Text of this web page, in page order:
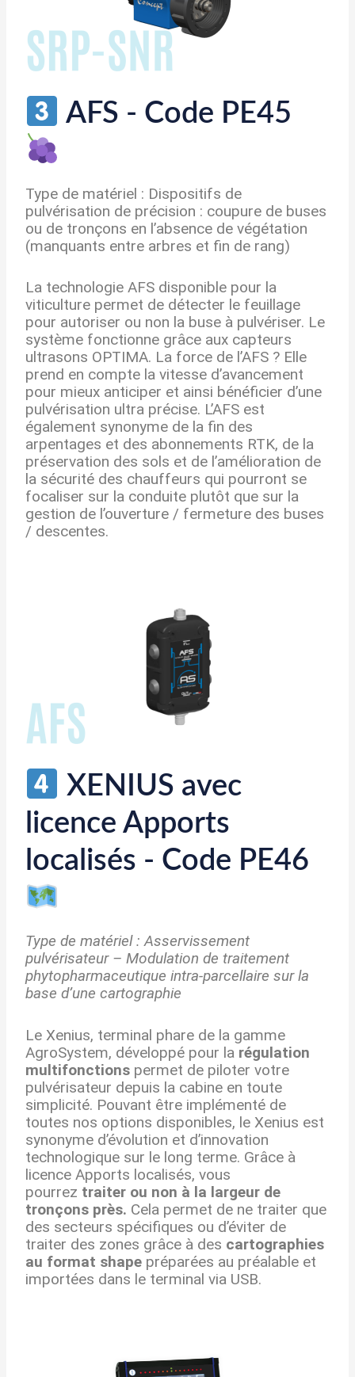
AFS - Code PE45
Type de matériel : Dispositifs de
pulvérisation de précision : coupure de buses
ou de tronçons en l’absence de végétation
(manquants entre arbres et fin de rang)
La technologie AFS disponible pour la
viticulture permet de détecter le feuillage
pour autoriser ou non la buse à pulvériser. Le
système fonctionne grâce aux capteurs
ultrasons OPTIMA. La force de l’AFS ? Elle
prend en compte la vitesse d’avancement
pour mieux anticiper et ainsi bénéficier d’une
pulvérisation ultra précise. L’AFS est
également synonyme de la fin des
arpentages et des abonnements RTK, de la
préservation des sols et de l’amélioration de
la sécurité des chauffeurs qui pourront se
focaliser sur la conduite plutôt que sur la
gestion de l’ouverture / fermeture des buses
/ descentes.
XENIUS avec
licence Apports
localisés - Code PE46
Type de matériel : Asservissement
pulvérisateur – Modulation de traitement
phytopharmaceutique intra-parcellaire sur la
base d’une cartographie
Le Xenius, terminal phare de la gamme
AgroSystem, développé pour la régulation
multifonctionspermet de piloter votre
pulvérisateur depuis la cabine en toute
simplicité. Pouvant être implémenté de
toutes nos options disponibles, le Xenius est
synonyme d’évolution et d’innovation
technologique sur le long terme. Grâce à
licence Apports localisés, vous
pourrez traiter ou non à la largeur de
tronçons près. Cela permet de ne traiter que
des secteurs spécifiques ou d’éviter de
traiter des zones grâce à des cartographies
au format shape préparées au préalable et
importées dans le terminal via USB.